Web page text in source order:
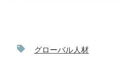
グローバル人材